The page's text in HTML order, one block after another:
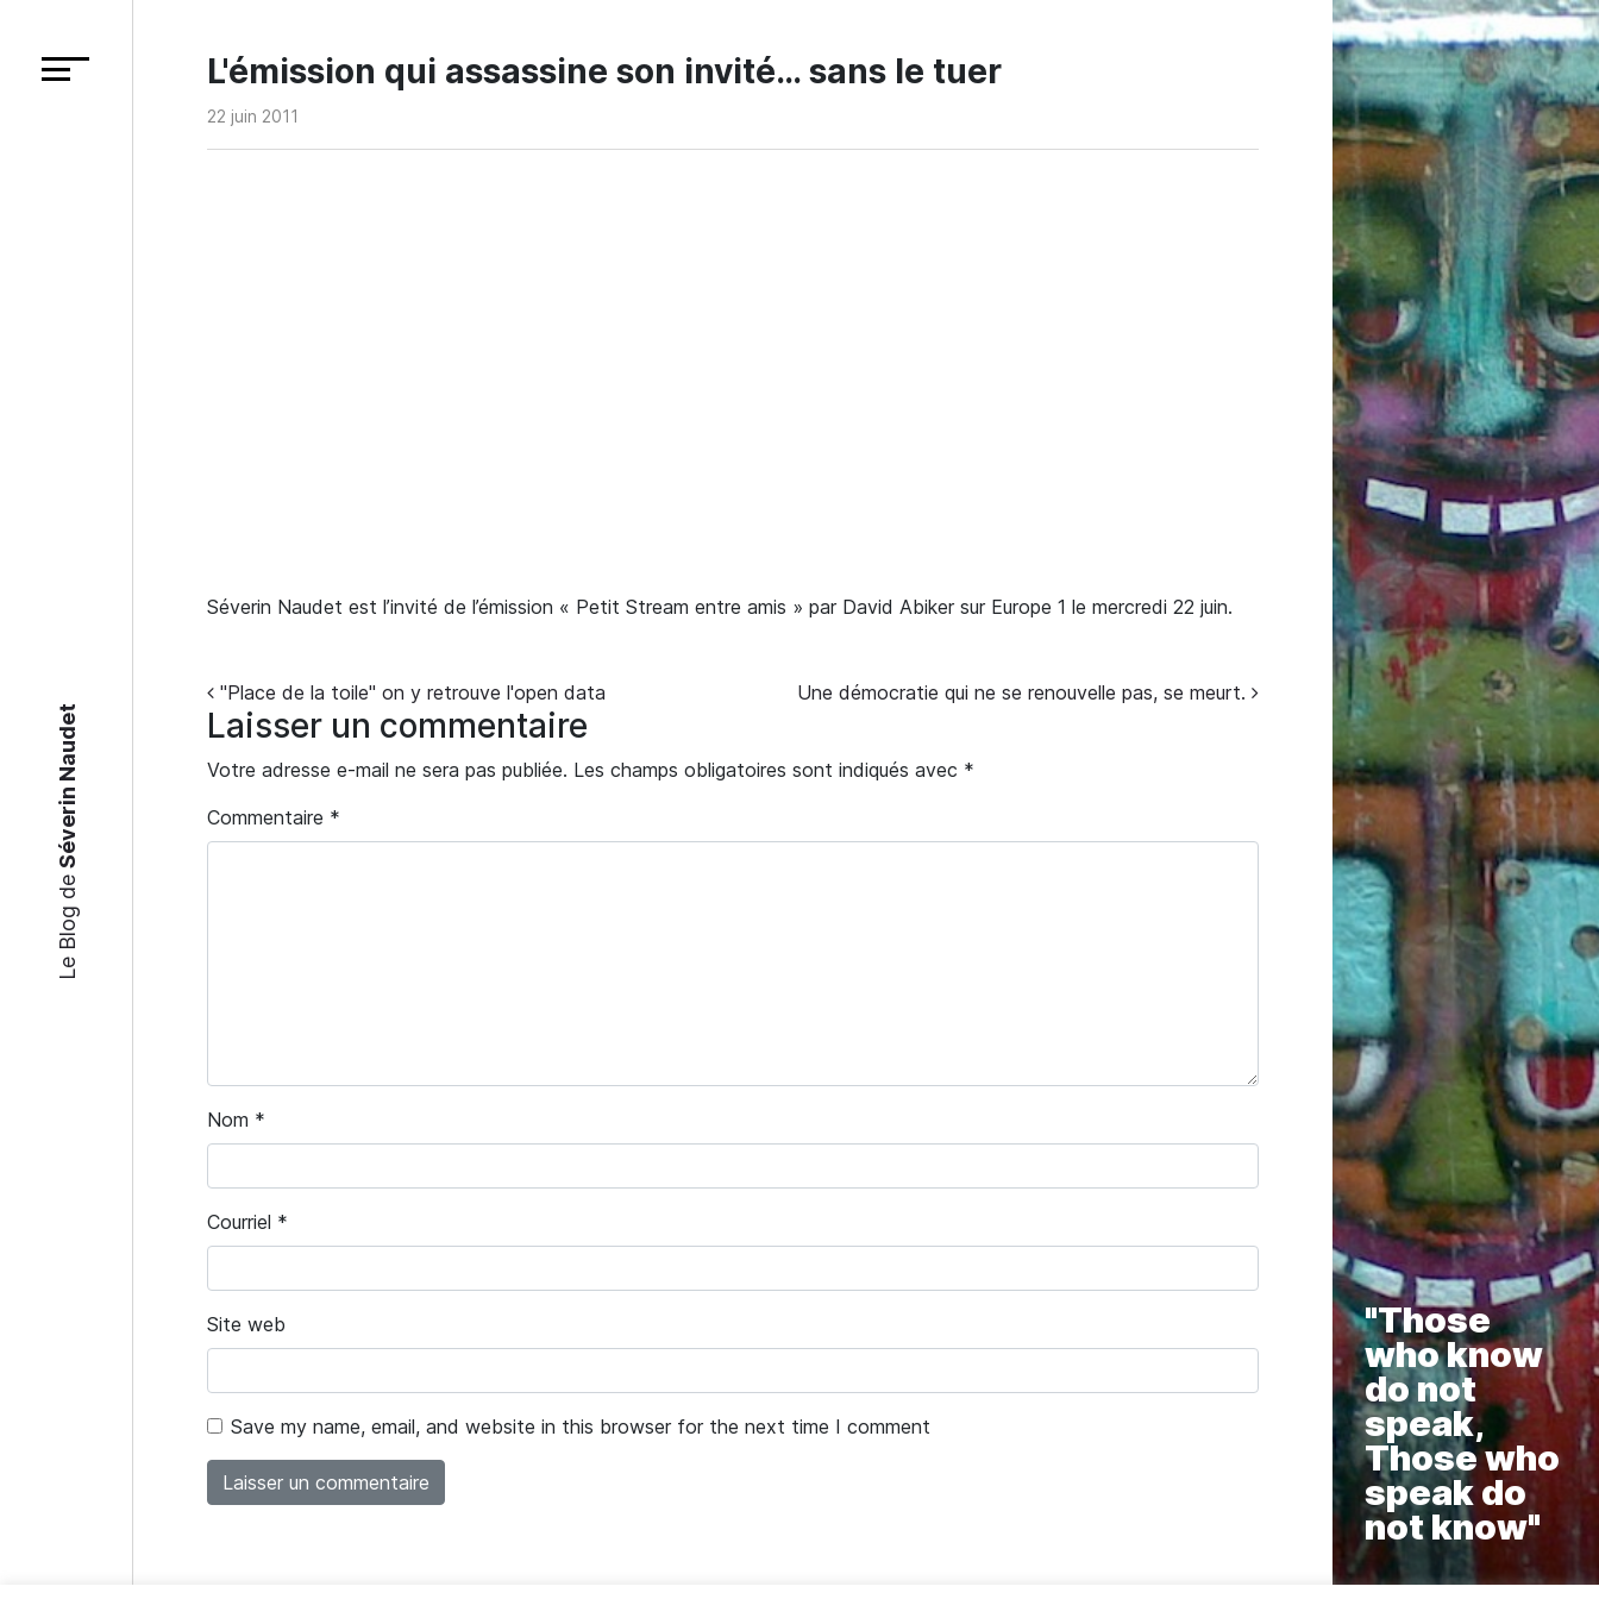
Le Blog de
Séverin Naudet
L'émission qui assassine son invité… sans le tuer
22 juin 2011
Séverin Naudet est l’invité de l’émission « Petit Stream entre amis » par David Abiker sur Europe 1 le mercredi 22 juin.
Navigation
"Place de la toile" on y retrouve l'open data Une démocratie qui ne se renouvelle pas, se meurt.
Laisser un commentaire
Votre adresse e-mail ne sera pas publiée. Les champs obligatoires sont indiqués avec *
Commentaire *
Nom *
Courriel *
Site web
Save my name, email, and website in this browser for the next time I comment
"Those
who know
do not
speak,
Those who
speak do
not know"